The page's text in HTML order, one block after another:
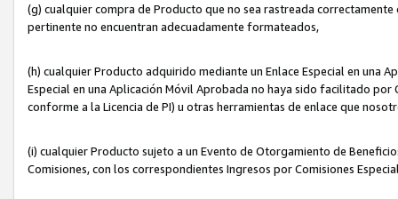
(g) cualquier compra de Producto que no sea rastreada
pertinente no encuentran adecuadamente formateados,
(h) cualquier Producto adquirido mediante un Enlace Especial en una
Especial en una Aplicación Móvil Aprobada no haya sido facilitado
conforme a la Licencia de PI) u otras herramientas de enlace que
(i) cualquier Producto sujeto a un Evento de Otorgamiento de
Comisiones, con los correspondientes Ingresos por Comisiones